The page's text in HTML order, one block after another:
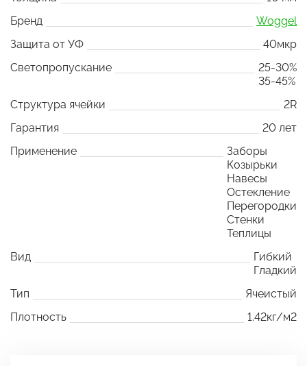
Бренд
Woggel
Защита от УФ
40мкр
Светопропускание
25-30%
35-45%
Структура ячейки
2R
Гарантия
20 лет
Применение
Заборы
Козырьки
Навесы
Остекление
Перегородки
Стенки
Теплицы
Вид
Гибкий
Гладкий
Тип
Ячеистый
Плотность
1.42кг/м2